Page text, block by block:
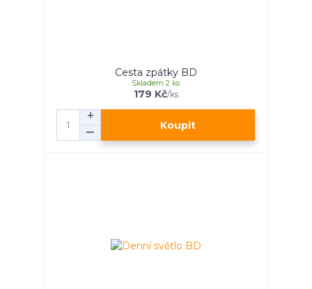
Cesta zpátky BD
179 Kč/ks
Skladem 2 ks
Koupit